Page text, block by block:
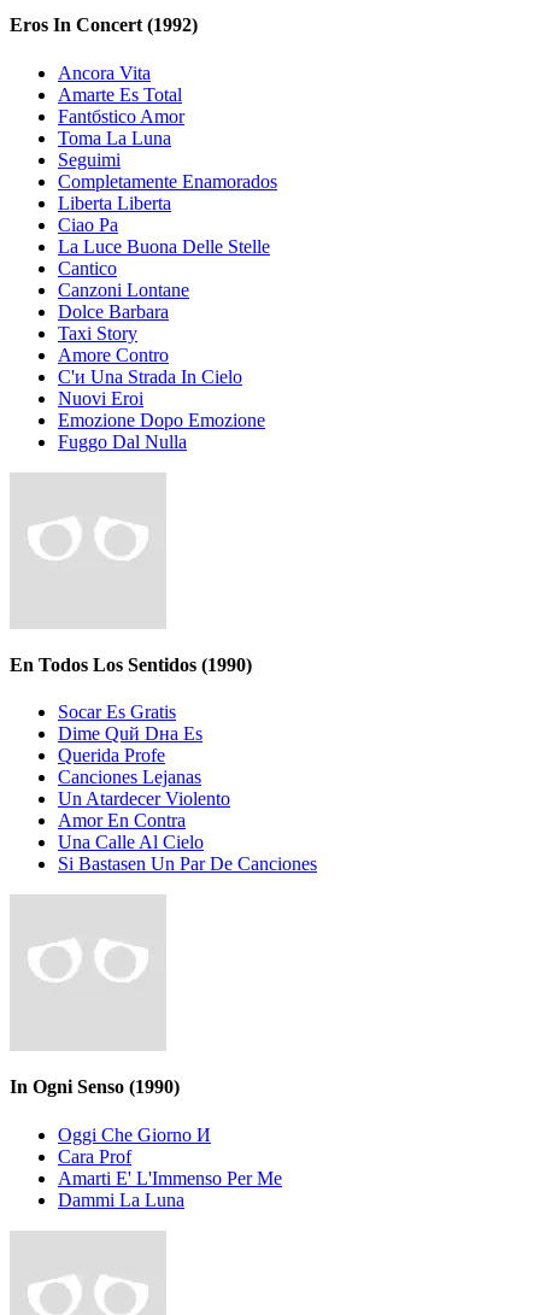
Eros In Concert (1992)
Ancora Vita
Amarte Es Total
Fantбstico Amor
Toma La Luna
Seguimi
Completamente Enamorados
Libertа Libertа
Ciao Pа
La Luce Buona Delle Stelle
Cantico
Canzoni Lontane
Dolce Barbara
Taxi Story
Amore Contro
C'и Una Strada In Cielo
Nuovi Eroi
Emozione Dopo Emozione
Fuggo Dal Nulla
En Todos Los Sentidos (1990)
Soсar Es Gratis
Dime Quй Dнa Es
Querida Profe
Canciones Lejanas
Un Atardecer Violento
Amor En Contra
Una Calle Al Cielo
Si Bastasen Un Par De Canciones
In Ogni Senso (1990)
Oggi Che Giorno И
Cara Prof
Amarti E' L'Immenso Per Me
Dammi La Luna